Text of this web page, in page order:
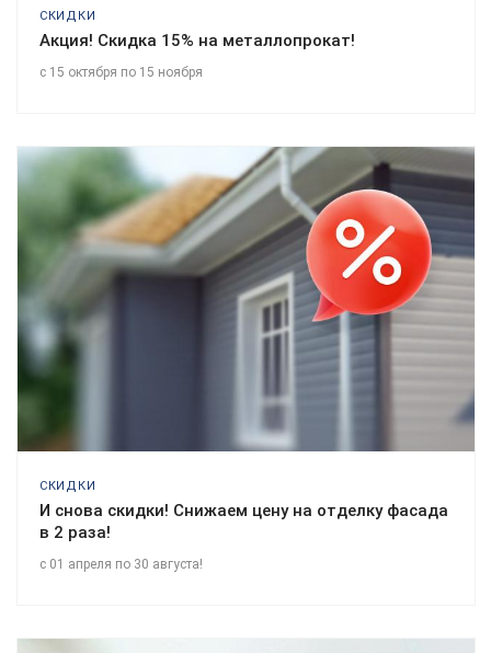
СКИДКИ
Акция! Скидка 15% на металлопрокат!
с 15 октября по 15 ноября
СКИДКИ
И снова скидки! Снижаем цену на отделку фасада
в 2 раза!
c 01 апреля по 30 августа!